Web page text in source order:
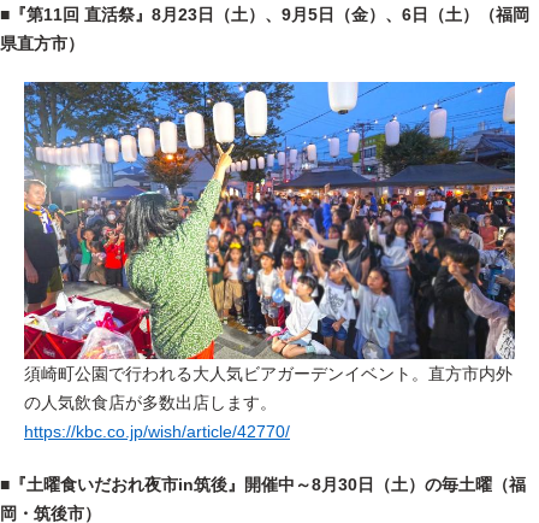
■『第11回 直活祭』8月23日（土）、9月5日（金）、6日（土）（福岡
県直方市）
須崎町公園で行われる大人気ビアガーデンイベント 。直方市内外
の人気飲食店が多数出店します。
https://kbc.co.jp/wish/article/42770/
■『土曜食いだおれ夜市in筑後』開催中～8月30日（土）の毎土曜（福
岡・筑後市）